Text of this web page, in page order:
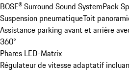
BOSE® Surround Sound SystemPack
Suspension pneumatiqueToit
Assistance parking avant et arrière
360°
Phares LED-Matrix
Régulateur de vitesse adaptatif